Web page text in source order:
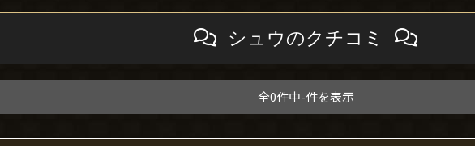
シュウのクチコミ
全0件中-件を表示